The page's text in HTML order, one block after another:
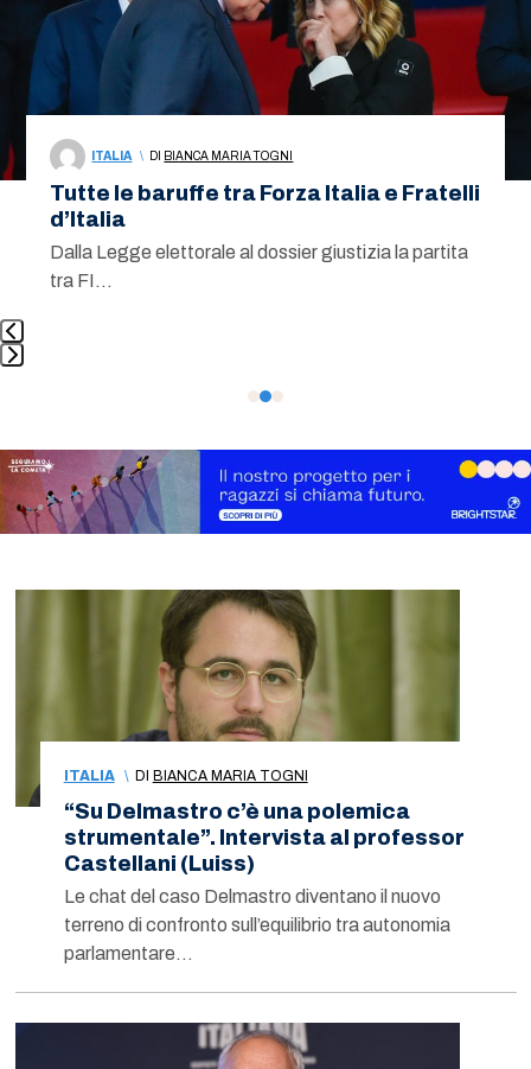
access
carousel
navigation
buttons
ITALIA \ DI BIANCA MARIA TOGNI
Tutte le baruffe tra Forza Italia e Fratelli
d’Italia
Dalla Legge elettorale al dossier giustizia la partita
tra FI…
go
to
the
ITALIA \ DI BIANCA MARIA TOGNI
“Su Delmastro c’è una polemica
strumentale”. Intervista al professor
Castellani (Luiss)
Le chat del caso Delmastro diventano il nuovo
terreno di confronto sull’equilibrio tra autonomia
parlamentare…